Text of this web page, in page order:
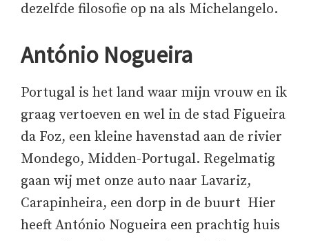
dezelfde filosofie op na als Michelangelo.
António Nogueira
Portugal is het land waar mijn vrouw en ik
graag vertoeven en wel in de stad Figueira
da Foz, een kleine havenstad aan de rivier
Mondego, Midden-Portugal. Regelmatig
gaan wij met onze auto naar Lavariz,
Carapinheira, een dorp in de buurt Hier
heeft António Nogueira een prachtig huis